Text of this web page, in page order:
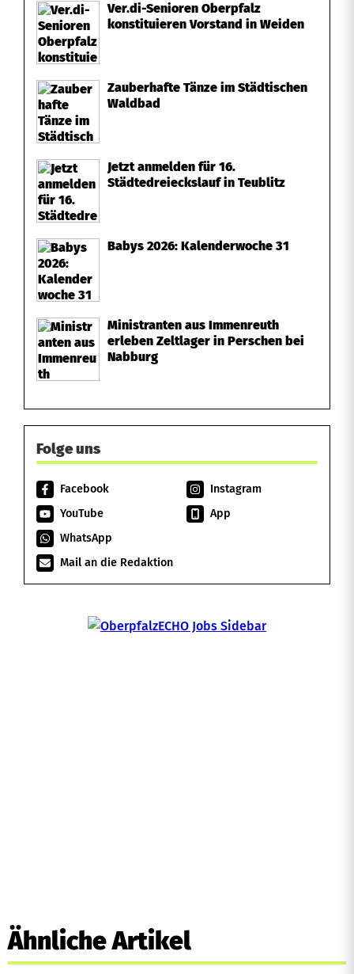
Ver.di-Senioren Oberpfalz
konstituieren Vorstand in Weiden
Zauberhafte Tänze im Städtischen
Waldbad
Jetzt anmelden für 16.
Städtedreieckslauf in Teublitz
Babys 2026: Kalenderwoche 31
Ministranten aus Immenreuth
erleben Zeltlager in Perschen bei
Nabburg
Folge uns
Facebook
Instagram
YouTube
App
WhatsApp
Mail an die Redaktion
Ähnliche Artikel